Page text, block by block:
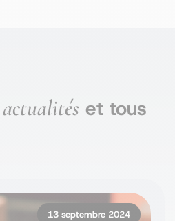
actualités et tous
13 septembre 2024